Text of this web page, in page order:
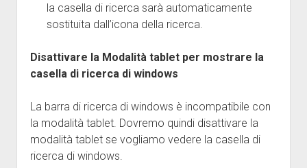
la casella di ricerca sarà automaticamente
sostituita dall’icona della ricerca.
Disattivare la Modalità tablet per mostrare la
casella di ricerca di windows
La barra di ricerca di windows è incompatibile con
la modalità tablet. Dovremo quindi disattivare la
modalità tablet se vogliamo vedere la casella di
ricerca di windows.